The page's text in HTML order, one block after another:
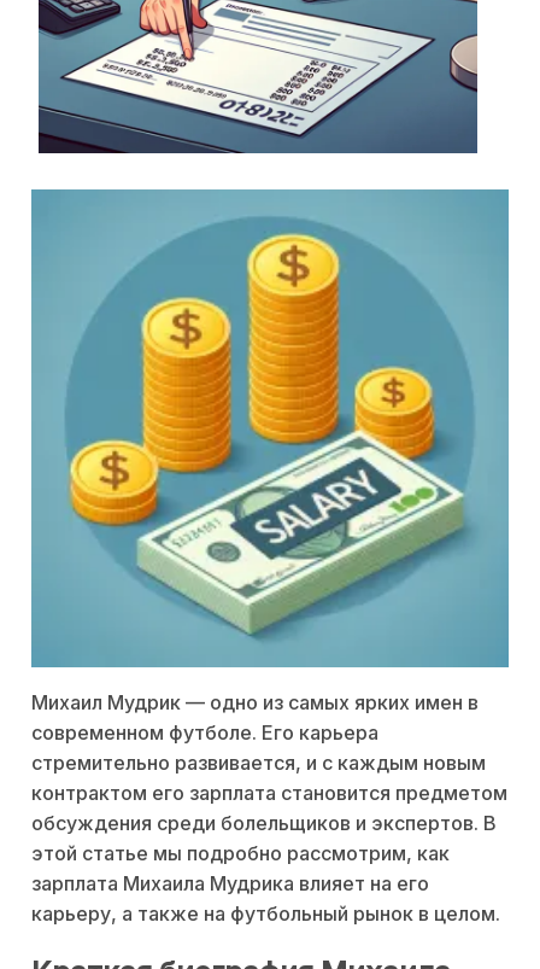
Михаил Мудрик — одно из самых ярких имен в
современном футболе. Его карьера
стремительно развивается, и с каждым новым
контрактом его зарплата становится предметом
обсуждения среди болельщиков и экспертов. В
этой статье мы подробно рассмотрим, как
зарплата Михаила Мудрика влияет на его
карьеру, а также на футбольный рынок в целом.